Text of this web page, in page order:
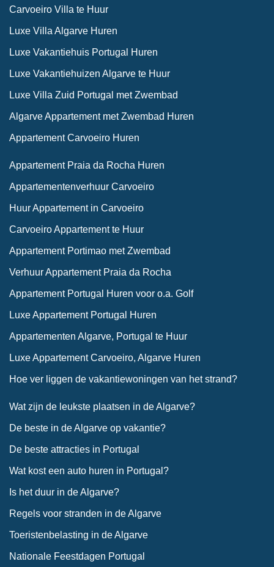
Carvoeiro Villa te Huur
Luxe Villa Algarve Huren
Luxe Vakantiehuis Portugal Huren
Luxe Vakantiehuizen Algarve te Huur
Luxe Villa Zuid Portugal met Zwembad
Algarve Appartement met Zwembad Huren
Appartement Carvoeiro Huren
Appartement Praia da Rocha Huren
Appartementenverhuur Carvoeiro
Huur Appartement in Carvoeiro
Carvoeiro Appartement te Huur
Appartement Portimao met Zwembad
Verhuur Appartement Praia da Rocha
Appartement Portugal Huren voor o.a. Golf
Luxe Appartement Portugal Huren
Appartementen Algarve, Portugal te Huur
Luxe Appartement Carvoeiro, Algarve Huren
Hoe ver liggen de vakantiewoningen van het strand?
Wat zijn de leukste plaatsen in de Algarve?
De beste in de Algarve op vakantie?
De beste attracties in Portugal
Wat kost een auto huren in Portugal?
Is het duur in de Algarve?
Regels voor stranden in de Algarve
Toeristenbelasting in de Algarve
Nationale Feestdagen Portugal